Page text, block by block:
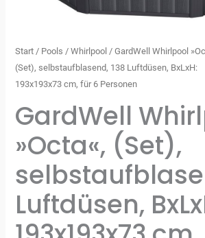
Start / Pools /Whirlpool / GardWell Whirlpool
(Set), selbstaufblasend, 138 Luftdüsen, BxLxH:
193x193x73 cm, für 6 Personen
GardWell
»Octa«, (Set),
Luftdüsen,